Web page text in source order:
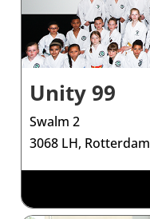
Unity 99
Swalm 2
3068 LH, Rotterdam